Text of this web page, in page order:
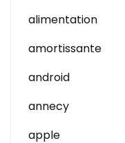
alimentation
amortissante
android
annecy
apple